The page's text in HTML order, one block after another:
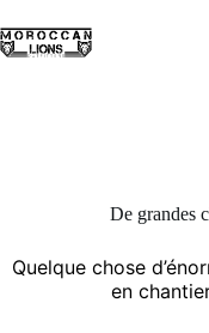
au
contenu
De grandes
Quelque chose
en